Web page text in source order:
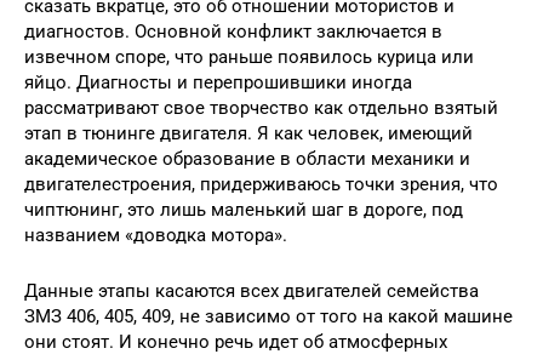
сказать вкратце, это об отношении мотористов и
диагностов. Основной конфликт заключается в
извечном споре, что раньше появилось курица или
яйцо. Диагносты и перепрошившики иногда
рассматривают свое творчество как отдельно взятый
этап в тюнинге двигателя. Я как человек, имеющий
академическое образование в области механики и
двигателестроения, придерживаюсь точки зрения, что
чиптюнинг, это лишь маленький шаг в дороге, под
названием «доводка мотора».
Данные этапы касаются всех двигателей семейства
ЗМЗ 406, 405, 409, не зависимо от того на какой машине
они стоят. И конечно речь идет об атмосферных